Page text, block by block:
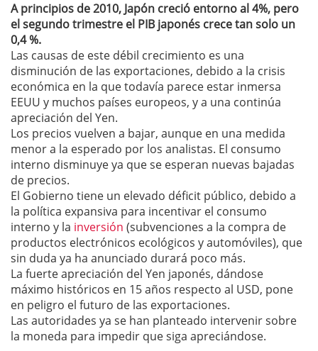
A principios de 2010, Japón creció entorno al 4%, pero
el segundo trimestre el PIB japonés crece tan solo un
0,4 %.
Las causas de este débil crecimiento es una
disminución de las exportaciones, debido a la crisis
económica en la que todavía parece estar inmersa
EEUU y muchos países europeos, y a una continúa
apreciación del Yen.
Los precios vuelven a bajar, aunque en una medida
menor a la esperado por los analistas. El consumo
interno disminuye ya que se esperan nuevas bajadas
de precios.
El Gobierno tiene un elevado déficit público, debido a
la política expansiva para incentivar el consumo
interno y la inversión (subvenciones a la compra de
productos electrónicos ecológicos y automóviles), que
sin duda ya ha anunciado durará poco más.
La fuerte apreciación del Yen japonés, dándose
máximo históricos en 15 años respecto al USD, pone
en peligro el futuro de las exportaciones.
Las autoridades ya se han planteado intervenir sobre
la moneda para impedir que siga apreciándose.